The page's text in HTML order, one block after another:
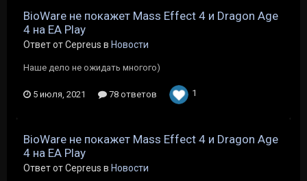
BioWare не покажет Mass Effect 4 и Dragon Age
4 на EA Play
Ответ от Cepreus в Новости
Наше дело не ожидать многого)
5 июля, 2021 78 ответов 1
BioWare не покажет Mass Effect 4 и Dragon Age
4 на EA Play
Ответ от Cepreus в Новости